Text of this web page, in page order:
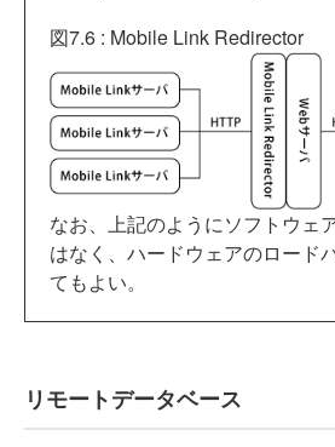
図7.6 : Mobile Link Redirector
なお、上記のようにソフトウェ
はなく、ハードウェアのロード
てもよい。
リモートデータベース